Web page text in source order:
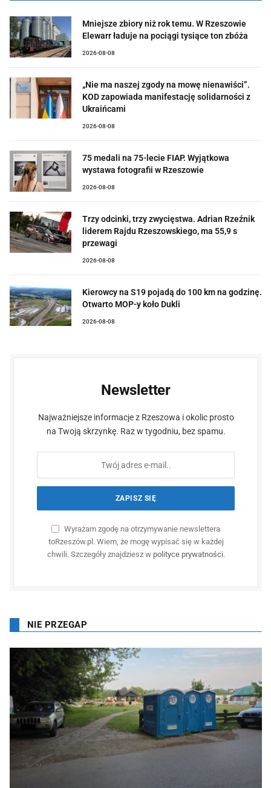
Mniejsze zbiory niż rok temu. W Rzeszowie
Elewarr ładuje na pociągi tysiące ton zbóża
2026-08-08
„Nie ma naszej zgody na mowę nienawiści”.
KOD zapowiada manifestację solidarności z
Ukraińcami
2026-08-08
75 medali na 75-lecie FIAP. Wyjątkowa
wystawa fotografii w Rzeszowie
2026-08-08
Trzy odcinki, trzy zwycięstwa. Adrian Rzeźnik
liderem Rajdu Rzeszowskiego, ma 55,9 s
przewagi
2026-08-08
Kierowcy na S19 pojadą do 100 km na godzinę.
Otwarto MOP-y koło Dukli
2026-08-08
Newsletter
Najważniejsze informacje z Rzeszowa i okolic prosto
na Twoją skrzynkę. Raz w tygodniu, bez spamu.
Wyrażam zgodę na otrzymywanie newslettera
toRzeszów.pl. Wiem, że mogę wypisać się w każdej
chwili. Szczegóły znajdziesz w polityce prywatności.
NIE PRZEGAP